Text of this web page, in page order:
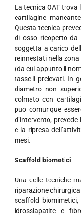
La tecnica OAT trova
cartilagine
Questa tecnica
di osso ricoperto da
soggetta a carico
reinnestati nella
(da cui appunto il
tasselli prelevati. In
diametro non
colmato con
può comunque
d’intervento,
e la ripresa
mesi.
Scaffold biometici
Una delle tecniche
riparazione
scaffold
idrossiapatite e